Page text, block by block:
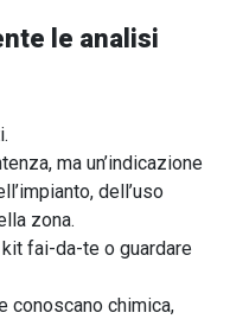
le analisi
ma un’indicazione
dell’uso
zona.
fai-da-te o guardare
conoscano chimica,